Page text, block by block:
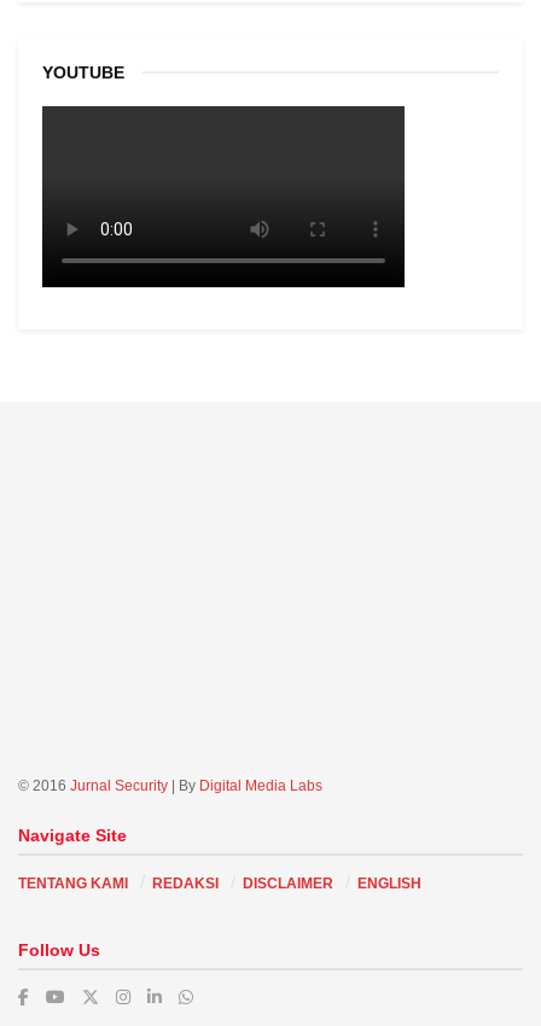
YOUTUBE
© 2016 Jurnal Security | By Digital Media Labs
Navigate Site
TENTANG KAMI REDAKSI DISCLAIMER ENGLISH
Follow Us